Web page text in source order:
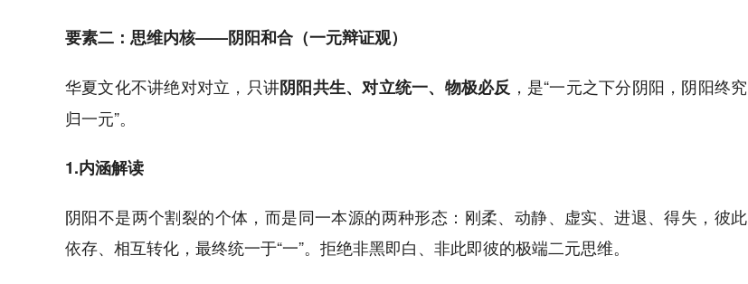
要素二：思维内核——阴阳和合（一元辩证观）
华夏文化不讲绝对对立，只讲阴阳共生、对立统一、物极必反 ，是“一元之下分阴阳，阴阳终究
归一元”。
1.内涵解读
阴阳不是两个割裂的个体，而是同一本源的两种形态：刚柔、动静、虚实、进退、得失，彼此
依存、相互转化，最终统一于“一”。拒绝非黑即白、非此即彼的极端二元思维。